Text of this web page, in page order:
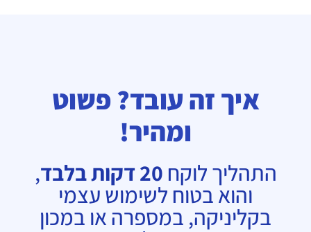
איך זה עובד? פשוט
ומהיר!
התהליך לוקח 20 דקות בלבד ,
והוא בטוח לשימוש עצמי
בקליניקה, במספרה או במכון